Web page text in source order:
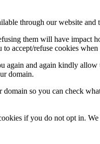
through our website and
them will have
accept/refuse cookies
and again kindly
domain.
so you can check
if you do not opt in.